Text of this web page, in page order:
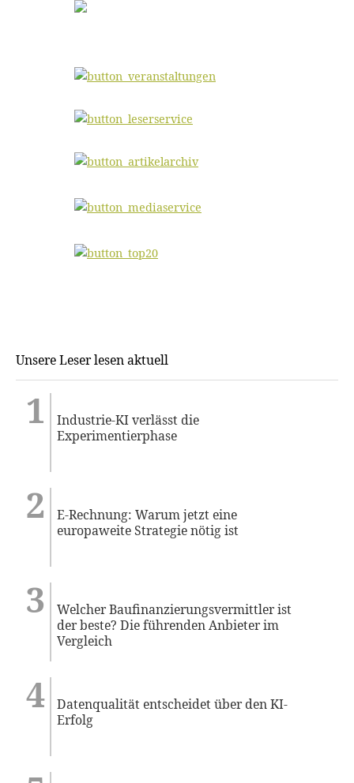
Unsere Leser lesen aktuell
Industrie-KI verlässt die
Experimentierphase
E-Rechnung: Warum jetzt eine
europaweite Strategie nötig ist
Welcher Baufinanzierungsvermittler ist
der beste? Die führenden Anbieter im
Vergleich
Datenqualität entscheidet über den KI-
Erfolg